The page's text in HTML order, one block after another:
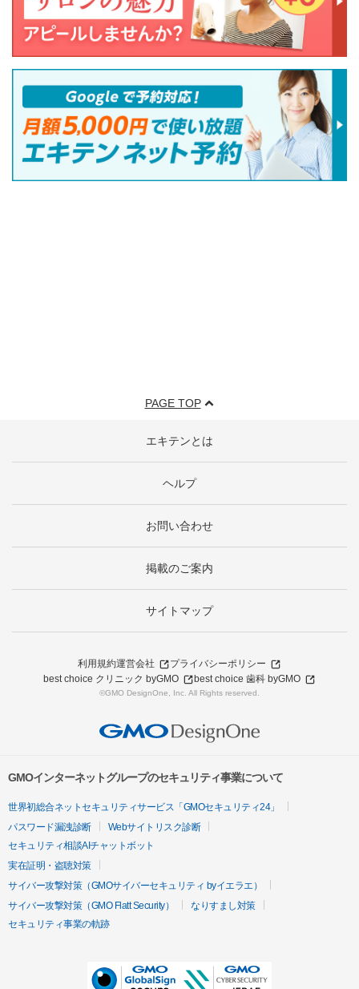
PAGE TOP
エキテンとは
ヘルプ
お問い合わせ
掲載のご案内
サイトマップ
利用規約運営会社
プライバシーポリシー
best choice クリニック byGMO
best choice 歯科 byGMO
©GMO DesignOne, Inc. All Rights reserved.
GMOインターネットグループのセキュリティ事業について
世界初総合ネットセキュリティサービス「GMOセキュリティ24」
パスワード漏洩診断
Webサイトリスク診断
セキュリティ相談AIチャットボット
実在証明・盗聴対策
サイバー攻撃対策（GMOサイバーセキュリティ byイエラエ）
サイバー攻撃対策（GMO Flatt Security）
なりすまし対策
セキュリティ事業の軌跡